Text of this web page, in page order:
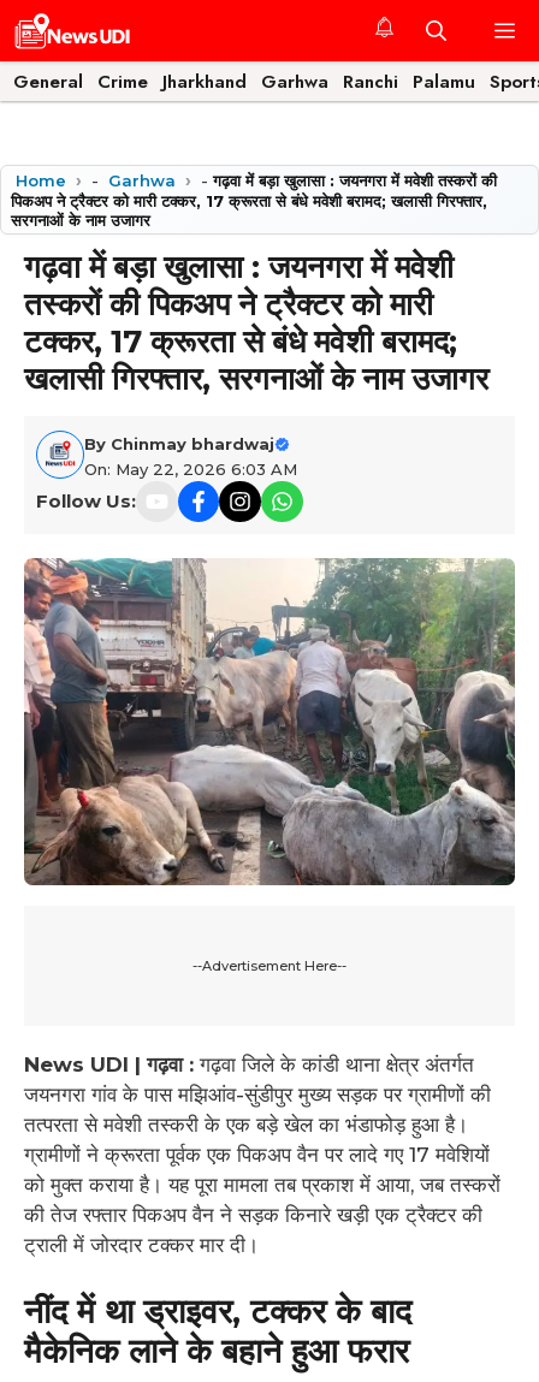
Skip
to
content
General Crime Jharkhand Garhwa Ranchi Palamu
Home - Garhwa -गढ़वा में बड़ा खुलासा : जयनगरा में मवेशी तस्करों की
पिकअप ने ट्रैक्टर को मारी टक्कर, 17 क्रूरता से बंधे मवेशी बरामद; खलासी गिरफ्तार,
सरगनाओं के नाम उजागर
गढ़वा में बड़ा खुलासा : जयनगरा में मवेशी
तस्करों की पिकअप ने ट्रैक्टर को मारी
टक्कर, 17 क्रूरता से बंधे मवेशी बरामद;
खलासी गिरफ्तार, सरगनाओं के नाम उजागर
By Chinmay bhardwaj
On: May 22, 2026 6:03 AM
Follow Us:
--Advertisement Here--
News UDI | गढ़वा : गढ़वा जिले के कांडी थाना क्षेत्र अंतर्गत
जयनगरा गांव के पास मझिआंव-सुंडीपुर मुख्य सड़क पर ग्रामीणों की
तत्परता से मवेशी तस्करी के एक बड़े खेल का भंडाफोड़ हुआ है।
ग्रामीणों ने क्रूरता पूर्वक एक पिकअप वैन पर लादे गए 17 मवेशियों
को मुक्त कराया है। यह पूरा मामला तब प्रकाश में आया, जब तस्करों
की तेज रफ्तार पिकअप वैन ने सड़क किनारे खड़ी एक ट्रैक्टर की
ट्राली में जोरदार टक्कर मार दी।
नींद में था ड्राइवर, टक्कर के बाद
मैकेनिक लाने के बहाने हुआ फरार